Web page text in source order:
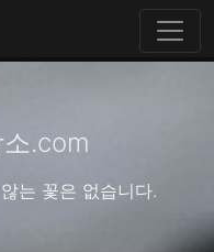
.com
는 꽃은 없습니다.